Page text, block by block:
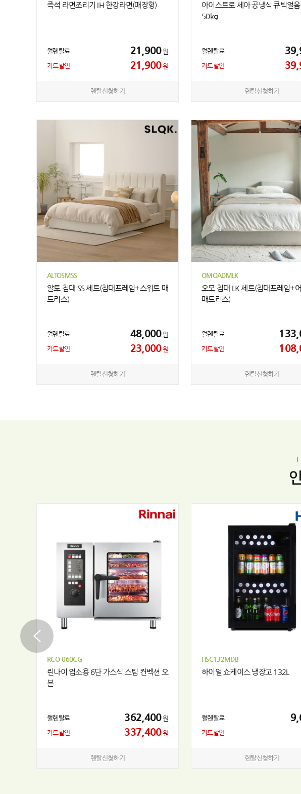
즉석 라면조리기 IH 한강라면(매장형)
월렌탈료 21,900원
카드할인
21,900원
렌탈신청하기
아이스트로 세아 공냉식 큐빅얼음
50kg
월렌탈료
카드할인
렌탈신청하기
ALTOSMSS
알토 침대 SS 세트(침대프레임+스위트 매
트리스)
월렌탈료 48,000원
카드할인
23,000원
렌탈신청하기
OMOADMLK
오모 침대 LK 세트(침대프레임+
매트리스)
월렌탈료
카드할인
렌탈신청하기
RCO-060CG
린나이 업소용 6단 가스식 스팀 컨벡션 오
븐
월렌탈료 362,400원
카드할인
337,400원
렌탈신청하기
HSC132MDB
하이얼 쇼케이스 냉장고 132L
월렌탈료
카드할인
렌탈신청하기